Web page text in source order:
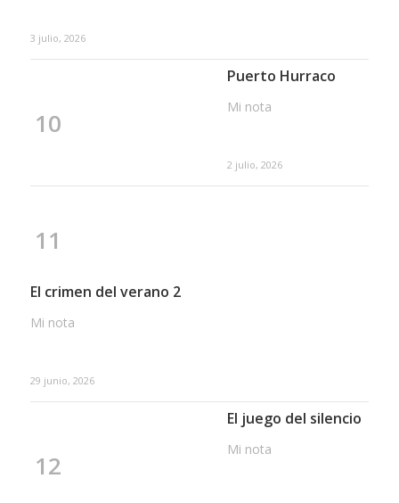
3 julio, 2026
10
Puerto Hurraco
Mi nota
2 julio, 2026
11
El crimen del verano 2
Mi nota
29 junio, 2026
12
El juego del silencio
Mi nota